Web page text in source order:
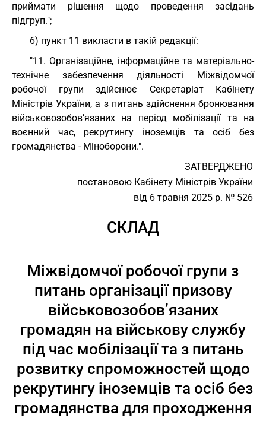
приймати рішення щодо проведення засідань
підгруп.";
6) пункт 11 викласти в такій редакції:
"11. Організаційне, інформаційне та матеріально-
технічне забезпечення діяльності Міжвідомчої
робочої групи здійснює Секретаріат Кабінету
Міністрів України, а з питань здійснення бронювання
військовозобов’язаних на період мобілізації та на
воєнний час, рекрутингу іноземців та осіб без
громадянства - Міноборони.".
ЗАТВЕРДЖЕНО
постановою Кабінету Міністрів України
від 6 травня 2025 р. № 526
СКЛАД
Міжвідомчої робочої групи з
питань організації призову
військовозобов’язаних
громадян на військову службу
під час мобілізації та з питань
розвитку спроможностей щодо
рекрутингу іноземців та осіб без
громадянства для проходження